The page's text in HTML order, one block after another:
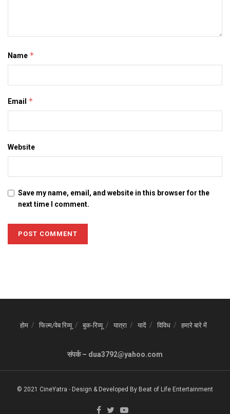
Name *
Email *
Website
Save my name, email, and website in this browser for the
next time I comment.
होम फिल्म/वेब रिव्यू बुक-रिव्यू यात्रा यादें विविध हमारे बारे में
संपर्क – dua3792@yahoo.com
© 2021 CineYatra - Design & Developed By Beat of Life Entertainment